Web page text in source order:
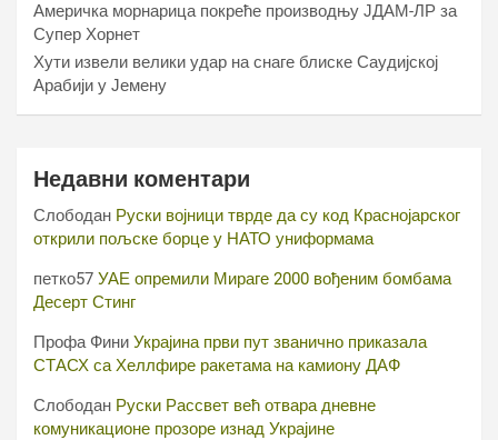
Америчка морнарица покреће производњу ЈДАМ-ЛР за
Супер Хорнет
Хути извели велики удар на снаге блиске Саудијској
Арабији у Јемену
Недавни коментари
Слободан Руски војници тврде да су код Краснојарског
открили пољске борце у НАТО униформама
петко57 УАЕ опремили Мираге 2000 вођеним бомбама
Десерт Стинг
Профа Фини Украјина први пут званично приказала
СТАСХ са Хеллфире ракетама на камиону ДАФ
Слободан Руски Рассвет већ отвара дневне
комуникационе прозоре изнад Украјине